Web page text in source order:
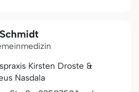
Kirsten Droste &
Nasdala